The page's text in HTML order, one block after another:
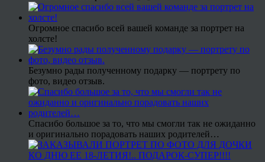
Огромное спасибо всей вашей команде за портрет на
холсте!
Безумно рады полученному подарку — портрету по
фото, видео отзыв.
Спасибо большое за то, что мы смогли так не ожиданно
и оригинально порадовать наших родителей…